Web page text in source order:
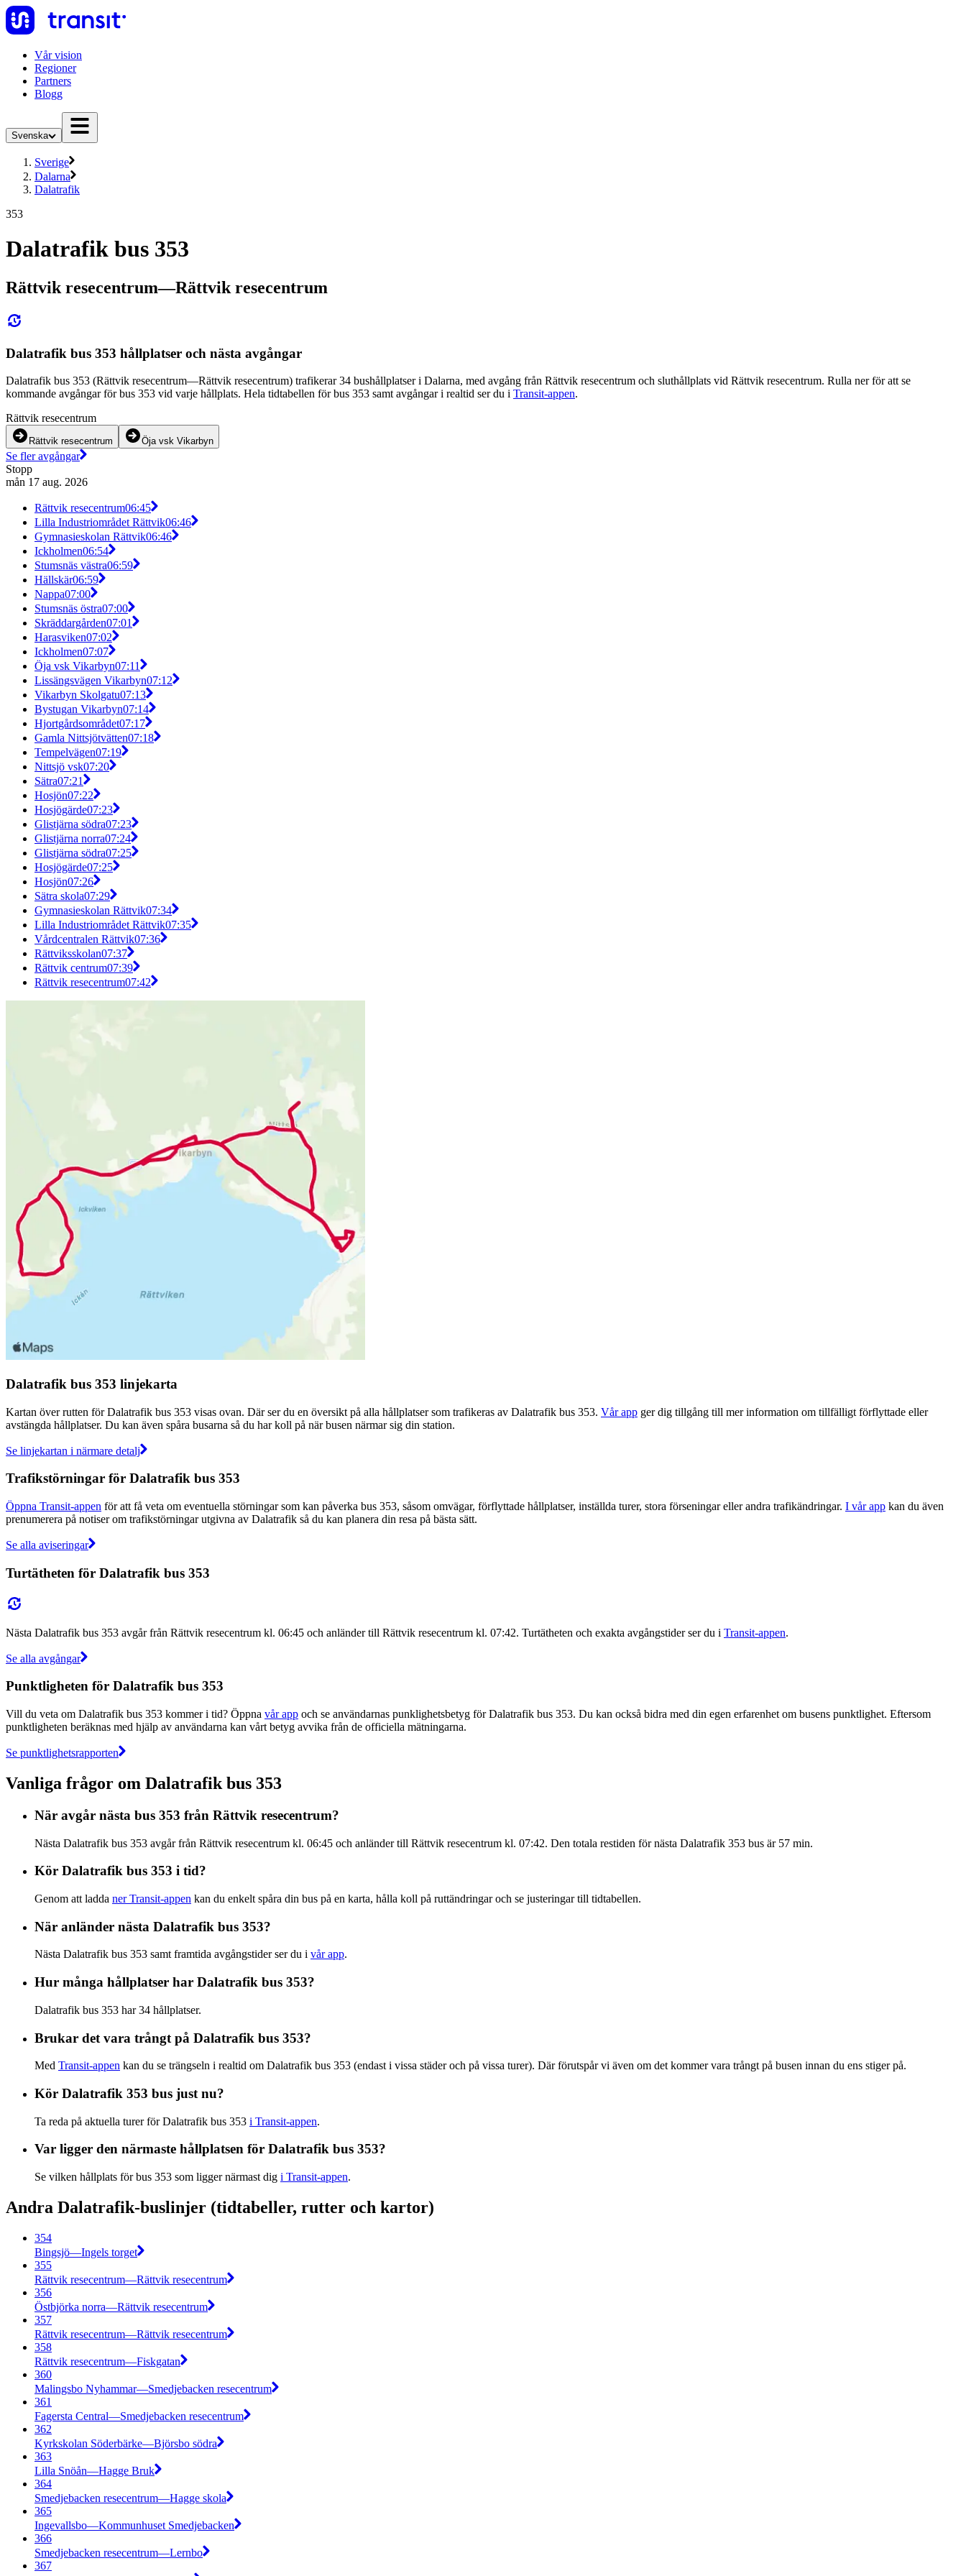
Vår vision
Regioner
Partners
Blogg
Svenska
Sverige
Dalarna
Dalatrafik
353
Dalatrafik bus 353
Rättvik resecentrum—Rättvik resecentrum
Dalatrafik bus 353 hållplatser och nästa avgångar
Dalatrafik bus 353 (Rättvik resecentrum—Rättvik resecentrum) trafikerar 34 bushållplatser i Dalarna, med avgång från Rättvik resecentrum och sluthållplats vid Rättvik resecentrum. Rulla ner för att se
kommande avgångar för bus 353 vid varje hållplats. Hela tidtabellen för bus 353 samt avgångar i realtid ser du i Transit-appen.
Rättvik resecentrum
Rättvik resecentrum Öja vsk Vikarbyn
Se fler avgångar
Stopp
mån 17 aug. 2026
Rättvik resecentrum06:45
Lilla Industriområdet Rättvik06:46
Gymnasieskolan Rättvik06:46
Ickholmen06:54
Stumsnäs västra06:59
Hällskär06:59
Nappa07:00
Stumsnäs östra07:00
Skräddargården07:01
Harasviken07:02
Ickholmen07:07
Öja vsk Vikarbyn07:11
Lissängsvägen Vikarbyn07:12
Vikarbyn Skolgatu07:13
Bystugan Vikarbyn07:14
Hjortgårdsområdet07:17
Gamla Nittsjötvätten07:18
Tempelvägen07:19
Nittsjö vsk07:20
Sätra07:21
Hosjön07:22
Hosjögärde07:23
Glistjärna södra07:23
Glistjärna norra07:24
Glistjärna södra07:25
Hosjögärde07:25
Hosjön07:26
Sätra skola07:29
Gymnasieskolan Rättvik07:34
Lilla Industriområdet Rättvik07:35
Vårdcentralen Rättvik07:36
Rättviksskolan07:37
Rättvik centrum07:39
Rättvik resecentrum07:42
Dalatrafik bus 353 linjekarta
Kartan över rutten för Dalatrafik bus 353 visas ovan. Där ser du en översikt på alla hållplatser som trafikeras av Dalatrafik bus 353. Vår app ger dig tillgång till mer information om tillfälligt förflyttade eller
avstängda hållplatser. Du kan även spåra busarna så du har koll på när busen närmar sig din station.
Se linjekartan i närmare detalj
Trafikstörningar för Dalatrafik bus 353
Öppna Transit-appen för att få veta om eventuella störningar som kan påverka bus 353, såsom omvägar, förflyttade hållplatser, inställda turer, stora förseningar eller andra trafikändringar. I vår app kan du även
prenumerera på notiser om trafikstörningar utgivna av Dalatrafik så du kan planera din resa på bästa sätt.
Se alla aviseringar
Turtätheten för Dalatrafik bus 353
Nästa Dalatrafik bus 353 avgår från Rättvik resecentrum kl. 06:45 och anländer till Rättvik resecentrum kl. 07:42. Turtätheten och exakta avgångstider ser du i Transit-appen.
Se alla avgångar
Punktligheten för Dalatrafik bus 353
Vill du veta om Dalatrafik bus 353 kommer i tid? Öppna vår app och se användarnas punklighetsbetyg för Dalatrafik bus 353. Du kan också bidra med din egen erfarenhet om busens punktlighet. Eftersom
punktligheten beräknas med hjälp av användarna kan vårt betyg avvika från de officiella mätningarna.
Se punktlighetsrapporten
Vanliga frågor om Dalatrafik bus 353
När avgår nästa bus 353 från Rättvik resecentrum?
Nästa Dalatrafik bus 353 avgår från Rättvik resecentrum kl. 06:45 och anländer till Rättvik resecentrum kl. 07:42. Den totala restiden för nästa Dalatrafik 353 bus är 57 min.
Kör Dalatrafik bus 353 i tid?
Genom att ladda ner Transit-appen kan du enkelt spåra din bus på en karta, hålla koll på ruttändringar och se justeringar till tidtabellen.
När anländer nästa Dalatrafik bus 353?
Nästa Dalatrafik bus 353 samt framtida avgångstider ser du i vår app.
Hur många hållplatser har Dalatrafik bus 353?
Dalatrafik bus 353 har 34 hållplatser.
Brukar det vara trångt på Dalatrafik bus 353?
Med Transit-appen kan du se trängseln i realtid om Dalatrafik bus 353 (endast i vissa städer och på vissa turer). Där förutspår vi även om det kommer vara trångt på busen innan du ens stiger på.
Kör Dalatrafik 353 bus just nu?
Ta reda på aktuella turer för Dalatrafik bus 353 i Transit-appen.
Var ligger den närmaste hållplatsen för Dalatrafik bus 353?
Se vilken hållplats för bus 353 som ligger närmast dig i Transit-appen.
Andra Dalatrafik-buslinjer (tidtabeller, rutter och kartor)
354
Bingsjö—Ingels torget
355
Rättvik resecentrum—Rättvik resecentrum
356
Östbjörka norra—Rättvik resecentrum
357
Rättvik resecentrum—Rättvik resecentrum
358
Rättvik resecentrum—Fiskgatan
360
Malingsbo Nyhammar—Smedjebacken resecentrum
361
Fagersta Central—Smedjebacken resecentrum
362
Kyrkskolan Söderbärke—Björsbo södra
363
Lilla Snöån—Hagge Bruk
364
Smedjebacken resecentrum—Hagge skola
365
Ingevallsbo—Kommunhuset Smedjebacken
366
Smedjebacken resecentrum—Lernbo
367